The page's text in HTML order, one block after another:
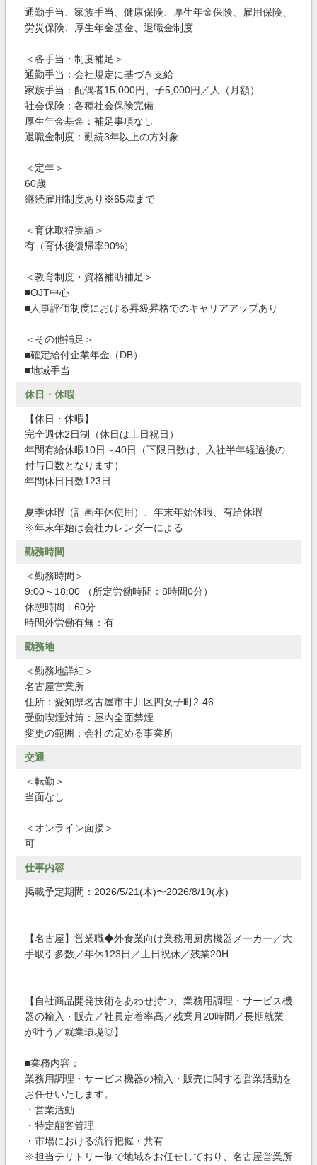
通勤手当、家族手当、健康保険、厚生年金保険、雇用保険、
労災保険、厚生年金基金、退職金制度
＜各手当・制度補足＞
通勤手当：会社規定に基づき支給
家族手当：配偶者15,000円、子5,000円／人（月額）
社会保険：各種社会保険完備
厚生年金基金：補足事項なし
退職金制度：勤続3年以上の方対象
＜定年＞
60歳
継続雇用制度あり※65歳まで
＜育休取得実績＞
有（育休後復帰率90%）
＜教育制度・資格補助補足＞
■OJT中心
■人事評価制度における昇級昇格でのキャリアアップあり
＜その他補足＞
■確定給付企業年金（DB）
■地域手当
休日・休暇
【休日・休暇】
完全週休2日制（休日は土日祝日）
年間有給休暇10日～40日（下限日数は、入社半年経過後の
付与日数となります）
年間休日日数123日
夏季休暇（計画年休使用）、年末年始休暇、有給休暇
※年末年始は会社カレンダーによる
勤務時間
＜勤務時間＞
9:00～18:00 （所定労働時間：8時間0分）
休憩時間：60分
時間外労働有無：有
勤務地
＜勤務地詳細＞
名古屋営業所
住所：愛知県名古屋市中川区四女子町2-46
受動喫煙対策：屋内全面禁煙
変更の範囲：会社の定める事業所
交通
＜転勤＞
当面なし
＜オンライン面接＞
可
仕事内容
掲載予定期間：2026/5/21(木)〜2026/8/19(水)
【名古屋】営業職◆外食業向け業務用厨房機器メーカー／大
手取引多数／年休123日／土日祝休／残業20H
【自社商品開発技術をあわせ持つ、業務用調理・サービス機
器の輸入・販売／社員定着率高／残業月20時間／長期就業
が叶う／就業環境◎】
■業務内容：
業務用調理・サービス機器の輸入・販売に関する営業活動を
お任せいたします。
・営業活動
・特定顧客管理
・市場における流行把握・共有
※担当テリトリー制で地域をお任せしており、名古屋営業所